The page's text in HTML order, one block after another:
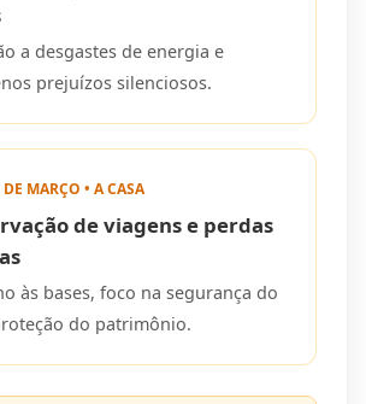
a desgastes de energia e
prejuízos silenciosos.
MARÇO • A CASA
de viagens e perdas
às bases, foco na segurança do
do patrimônio.